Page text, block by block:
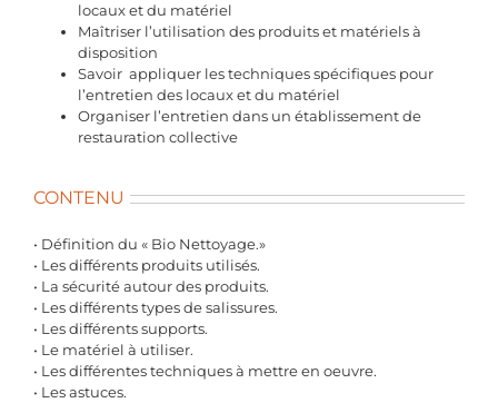
locaux et du matériel
Maîtriser l’utilisation des produits et matériels à
disposition
Savoir appliquer les techniques spécifiques pour
l’entretien des locaux et du matériel
Organiser l’entretien dans un établissement de
restauration collective
CONTENU
• Définition du « Bio Nettoyage.»
• Les différents produits utilisés.
• La sécurité autour des produits.
• Les différents types de salissures.
• Les différents supports.
• Le matériel à utiliser.
• Les différentes techniques à mettre en oeuvre.
• Les astuces.